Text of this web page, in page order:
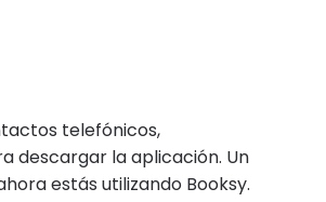
telefónicos,
descargar la aplicación. Un
estás utilizando Booksy.